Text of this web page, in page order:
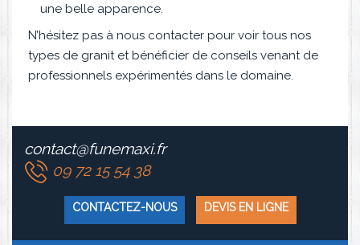
une belle apparence.
N’hésitez pas à nous contacter pour voir tous nos
types de granit et bénéficier de conseils venant de
professionnels expérimentés dans le domaine.
contact@funemaxi.fr
09 72 15 54 38
CONTACTEZ-NOUS DEVIS EN LIGNE